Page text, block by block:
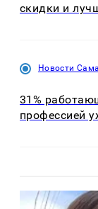
скидки и
Новости
31%
профессией